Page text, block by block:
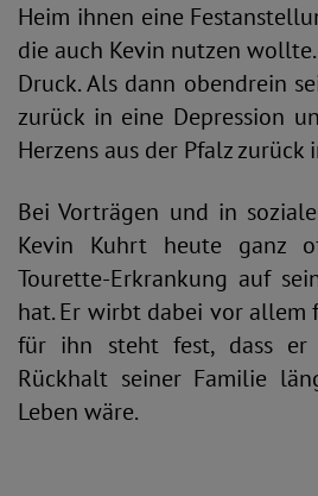
Heim ihnen eine
die auch Kevin nutzen
Druck. Als dann obendrein
zurück in eine Depression
Herzens aus der Pfalz zurück
Bei Vorträgen und in
Kevin Kuhrt heute ganz
Tourette-Erkrankung auf
hat. Er wirbt dabei vor allem
für ihn steht fest, dass er
Rückhalt seiner Familie
Leben wäre.